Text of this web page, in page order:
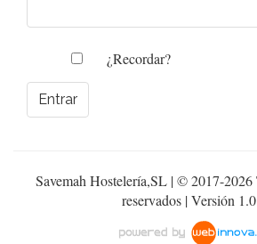
¿Recordar?
Savemah Hostelería,SL | © 2017-2026
reservados | Versión